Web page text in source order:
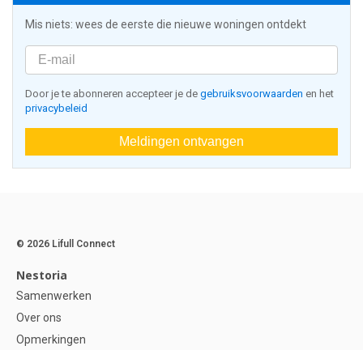
Mis niets: wees de eerste die nieuwe woningen ontdekt
Door je te abonneren accepteer je de gebruiksvoorwaarden en het
privacybeleid
Meldingen ontvangen
© 2026 Lifull Connect
Nestoria
Samenwerken
Over ons
Opmerkingen